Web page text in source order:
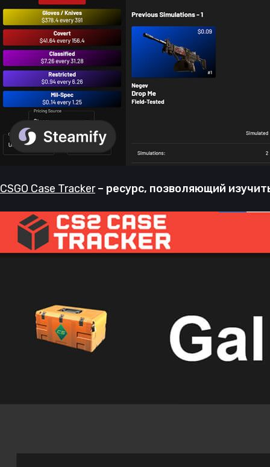
CSGO Case Tracker– ресурс, позволяющий